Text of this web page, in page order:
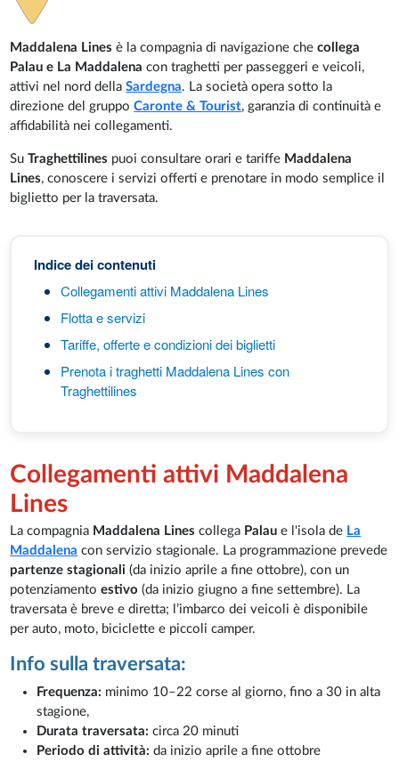
Maddalena Lines è la compagnia di navigazione checollega
Palau e La Maddalena con traghetti per passeggeri e veicoli,
attivi nel nord dellaSardegna. La società opera sotto la
direzione del gruppoCaronte & Tourist, garanzia di continuità e
affidabilità nei collegamenti.
SuTraghettilines puoi consultare orari e tariffe Maddalena
Lines, conoscere i servizi offerti e prenotare in modo semplice il
biglietto per la traversata.
Indice dei contenuti
Collegamenti attivi Maddalena Lines
Flotta e servizi
Tariffe, offerte e condizioni dei biglietti
Prenota i traghetti Maddalena Lines con
Traghettilines
Collegamenti attivi Maddalena
Lines
La compagnia Maddalena Lines collega Palaue l'isola de La
Maddalena con servizio stagionale. La programmazione prevede
partenze stagionali(da inizio aprile a fine ottobre), con un
potenziamentoestivo (da inizio giugno a fine settembre). La
traversata è breve e diretta; l’imbarco dei veicoli è disponibile
per auto, moto, biciclette e piccoli camper.
Info sulla traversata:
Frequenza: minimo 10–22 corse al giorno, fino a 30 in alta
stagione,
Durata traversata: circa 20 minuti
Periodo di attività: da inizio aprile a fine ottobre